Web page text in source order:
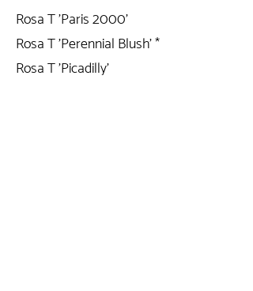
Rosa T 'Paris 2000'
Rosa T 'Perennial Blush' *
Rosa T 'Picadilly'